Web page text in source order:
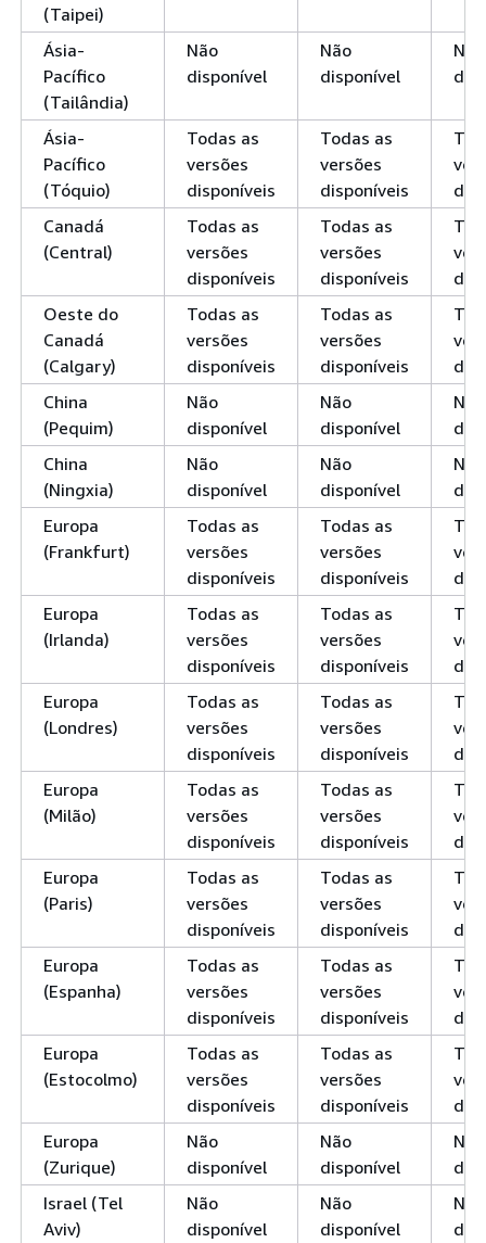
(Taipei)
Ásia-
Pacífico
(Tailândia)
Não
disponível
Não
disponível
Não
Ásia-
Pacífico
(Tóquio)
Todas as
versões
disponíveis
Todas as
versões
disponíveis
Canadá
(Central)
Todas as
versões
disponíveis
Todas as
versões
disponíveis
Oeste do
Canadá
(Calgary)
Todas as
versões
disponíveis
Todas as
versões
disponíveis
China
(Pequim)
Não
disponível
Não
disponível
Não
China
(Ningxia)
Não
disponível
Não
disponível
Não
Europa
(Frankfurt)
Todas as
versões
disponíveis
Todas as
versões
disponíveis
Europa
(Irlanda)
Todas as
versões
disponíveis
Todas as
versões
disponíveis
Europa
(Londres)
Todas as
versões
disponíveis
Todas as
versões
disponíveis
Europa
(Milão)
Todas as
versões
disponíveis
Todas as
versões
disponíveis
Europa
(Paris)
Todas as
versões
disponíveis
Todas as
versões
disponíveis
Europa
(Espanha)
Todas as
versões
disponíveis
Todas as
versões
disponíveis
Europa
(Estocolmo)
Todas as
versões
disponíveis
Todas as
versões
disponíveis
Europa
(Zurique)
Não
disponível
Não
disponível
Não
Israel (Tel
Aviv)
Não
disponível
Não
disponível
Não